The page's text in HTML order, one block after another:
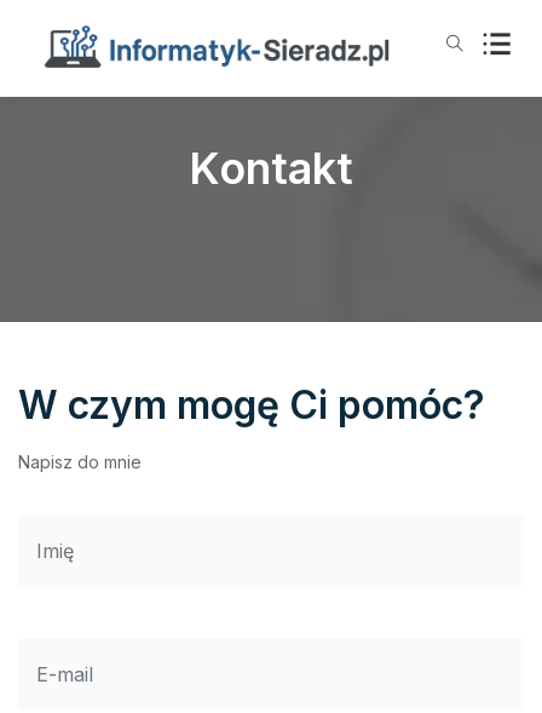
Kontakt
W czym mogę Ci pomóc?
Napisz do mnie